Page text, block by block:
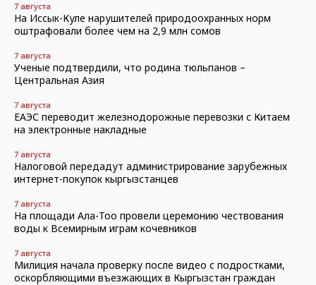
7 августа
На Иссык-Куле нарушителей природоохранных норм
оштрафовали более чем на 2,9 млн сомов
7 августа
Ученые подтвердили, что родина тюльпанов –
Центральная Азия
7 августа
ЕАЭС переводит железнодорожные перевозки с Китаем
на электронные накладные
7 августа
Налоговой передадут администрирование зарубежных
интернет-покупок кыргызстанцев
7 августа
На площади Ала-Тоо провели церемонию чествования
воды к Всемирным играм кочевников
7 августа
Милиция начала проверку после видео с подростками,
оскорбляющими въезжающих в Кыргызстан граждан